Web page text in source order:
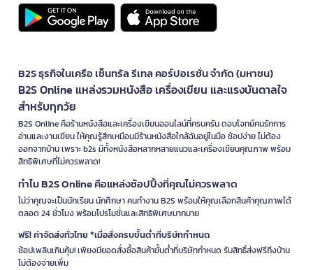
B2S ธุรกิจในเครือ เซ็นทรัล รีเทล คอร์ปอเรชั่น จำกัด (มหาชน)
B2S Online แหล่งรวมหนังสือ เครื่องเขียน และแรงบันดาลใจ
สำหรับทุกวัย
B2S Online คือร้านหนังสือและเครื่องเขียนออนไลน์ที่ครบครัน ตอบโจทย์คนรักการ
อ่านและงานเขียน ให้คุณรู้สึกเหมือนมีร้านหนังสือใกล้ฉันอยู่ในมือ ช้อปง่าย ไม่ต้อง
ออกจากบ้าน เพราะ b2s มีทั้งหนังสือหลากหลายแนวและเครื่องเขียนคุณภาพ พร้อม
สิทธิพิเศษที่ไม่ควรพลาด!
ทำไม B2S Online คือแหล่งช้อปปิ้งที่คุณไม่ควรพลาด
ไม่ว่าคุณจะเป็นนักเรียน นักศึกษา คนทำงาน B2S พร้อมให้คุณเลือกสินค้าคุณภาพได้
ตลอด 24 ชั่วโมง พร้อมโปรโมชั่นและสิทธิพิเศษมากมาย
ฟรี! ค่าจัดส่งทั่วไทย *เมื่อสั่งครบขั้นต่ำที่บริษัทกำหนด
ช้อปเพลินเกินคุ้ม! เพียงมียอดสั่งซื้อสินค้าขั้นต่ำที่บริษัทกำหนด รับสิทธิ์ส่งฟรีถึงบ้าน
ไม่ต้องจ่ายเพิ่ม